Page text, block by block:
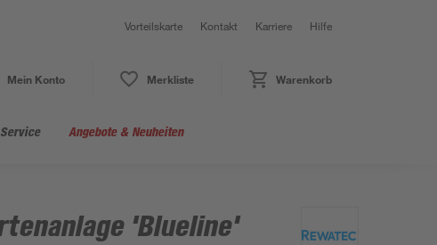
Vorteilskarte Kontakt Karriere Hilfe
Mein Konto Merkliste Warenkorb
Angebote & Neuheiten
'Blueline'